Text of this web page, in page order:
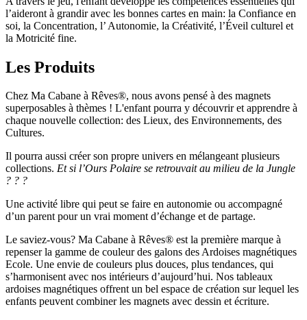
l’aideront à grandir avec les bonnes cartes en main: la Confiance en
soi, la Concentration, l’ Autonomie, la Créativité, l’Éveil culturel et
la Motricité fine.
Les Produits
Chez Ma Cabane à Rêves®, nous avons pensé à des magnets
superposables à thèmes ! L'enfant pourra y découvrir et apprendre à
chaque nouvelle collection: des Lieux, des Environnements, des
Cultures.
Il pourra aussi créer son propre univers en mélangeant plusieurs
collections. Et si l’Ours Polaire se retrouvait au milieu de la Jungle
? ? ?
Une activité libre qui peut se faire en autonomie ou accompagné
d’un parent pour un vrai moment d’échange et de partage.
Le saviez-vous? Ma Cabane à Rêves® est la première marque à
repenser la gamme de couleur des galons des Ardoises magnétiques
Ecole. Une envie de couleurs plus douces, plus tendances, qui
s’harmonisent avec nos intérieurs d’aujourd’hui. Nos tableaux
ardoises magnétiques offrent un bel espace de création sur lequel les
enfants peuvent combiner les magnets avec dessin et écriture.